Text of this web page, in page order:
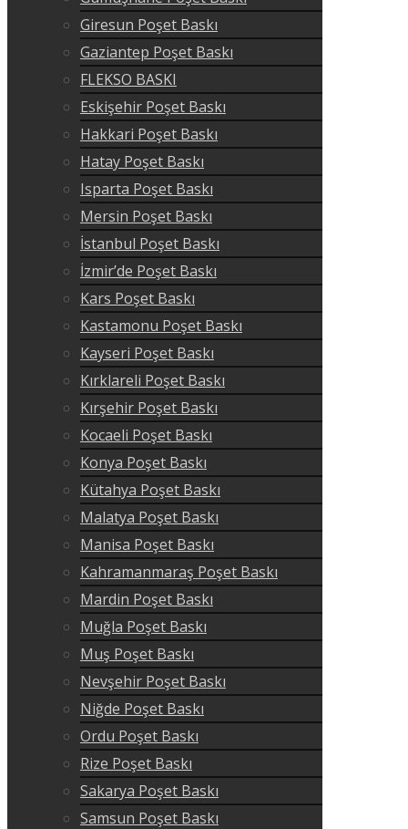
Giresun Poşet Baskı
Gaziantep Poşet Baskı
FLEKSO BASKI
Eskişehir Poşet Baskı
Hakkari Poşet Baskı
Hatay Poşet Baskı
Isparta Poşet Baskı
Mersin Poşet Baskı
İstanbul Poşet Baskı
İzmir’de Poşet Baskı
Kars Poşet Baskı
Kastamonu Poşet Baskı
Kayseri Poşet Baskı
Kırklareli Poşet Baskı
Kırşehir Poşet Baskı
Kocaeli Poşet Baskı
Konya Poşet Baskı
Kütahya Poşet Baskı
Malatya Poşet Baskı
Manisa Poşet Baskı
Kahramanmaraş Poşet Baskı
Mardin Poşet Baskı
Muğla Poşet Baskı
Muş Poşet Baskı
Nevşehir Poşet Baskı
Niğde Poşet Baskı
Ordu Poşet Baskı
Rize Poşet Baskı
Sakarya Poşet Baskı
Samsun Poşet Baskı